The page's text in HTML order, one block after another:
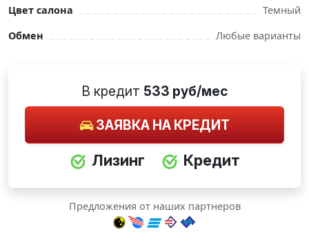
Цвет салона
Темный
Обмен
Любые варианты
В кредит 533 руб/мес
ЗАЯВКА НА КРЕДИТ
Лизинг Кредит
Предложения от наших партнеров